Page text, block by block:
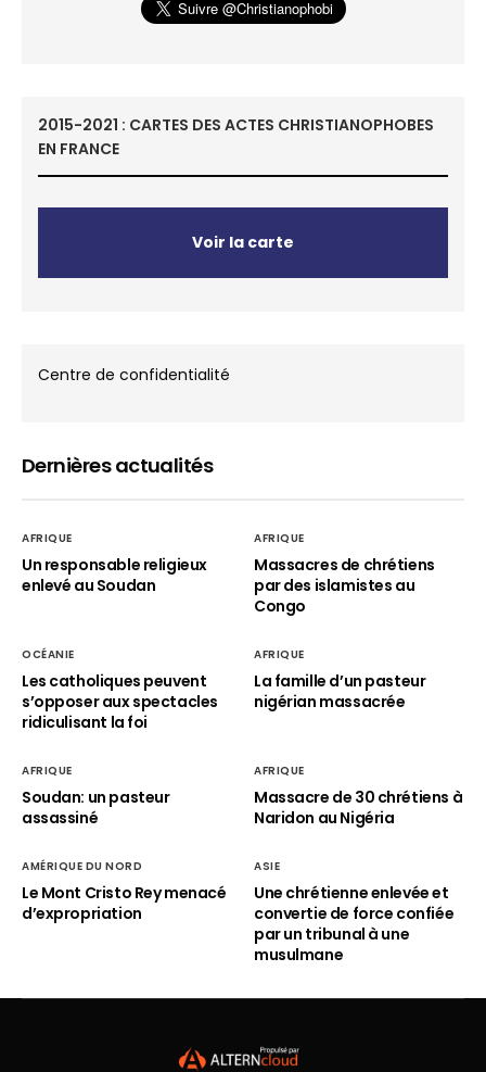
2015-2021 : CARTES DES ACTES CHRISTIANOPHOBES
EN FRANCE
Voir la carte
Centre de confidentialité
Dernières actualités
AFRIQUE
Un responsable religieux
enlevé au Soudan
AFRIQUE
Massacres de chrétiens
par des islamistes au
Congo
OCÉANIE
Les catholiques peuvent
s’opposer aux spectacles
ridiculisant la foi
AFRIQUE
La famille d’un pasteur
nigérian massacrée
AFRIQUE
Soudan: un pasteur
assassiné
AFRIQUE
Massacre de 30 chrétiens à
Naridon au Nigéria
AMÉRIQUE DU NORD
Le Mont Cristo Rey menacé
d’expropriation
ASIE
Une chrétienne enlevée et
convertie de force confiée
par un tribunal à une
musulmane